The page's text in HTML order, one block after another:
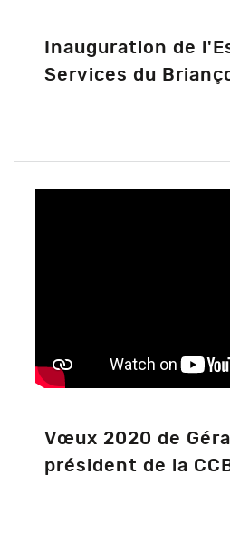
Inauguration de
Services du
Vœux 2020 de
président de la